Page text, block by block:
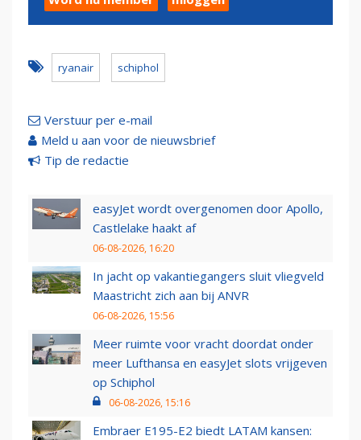
ryanair schiphol
Verstuur per e-mail
Meld u aan voor de nieuwsbrief
Tip de redactie
easyJet wordt overgenomen door Apollo,
Castlelake haakt af
06-08-2026, 16:20
In jacht op vakantiegangers sluit vliegveld
Maastricht zich aan bij ANVR
06-08-2026, 15:56
Meer ruimte voor vracht doordat onder
meer Lufthansa en easyJet slots vrijgeven
op Schiphol
06-08-2026, 15:16
Embraer E195-E2 biedt LATAM kansen: